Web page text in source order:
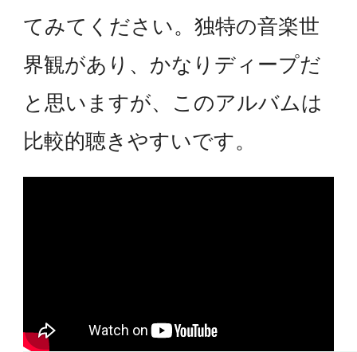
てみてください。独特の音楽世
界観があり、かなりディープだ
と思いますが、このアルバムは
比較的聴きやすいです。